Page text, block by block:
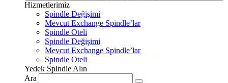
Hizmetlerimiz
Spindle Değişimi
Mevcut Exchange Spindle’lar
Spindle Oteli
Spindle Değişimi
Mevcut Exchange Spindle’lar
Spindle Oteli
Yedek Spindle Alın
Ara